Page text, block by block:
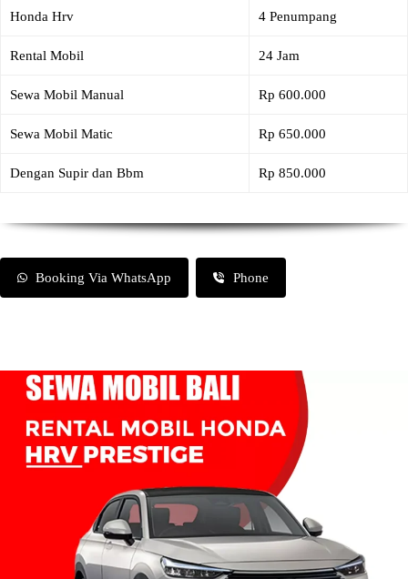
Honda Hrv 4 Penumpang
Rental Mobil 24 Jam
Sewa Mobil Manual Rp 600.000
Sewa Mobil Matic Rp 650.000
Dengan Supir dan Bbm Rp 850.000
Booking Via WhatsApp Phone